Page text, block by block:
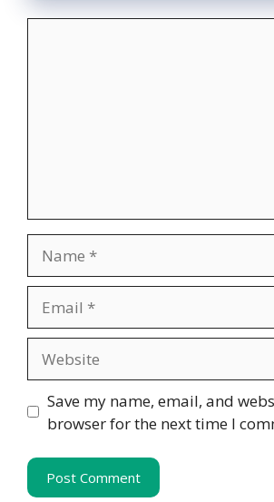
Save my name, email, and
browser for the next time I